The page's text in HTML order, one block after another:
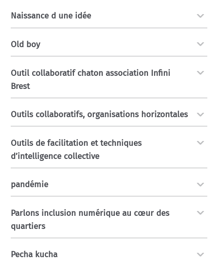
Naissance d une idée
Old boy
Outil collaboratif chaton association Infini
Brest
Outils collaboratifs, organisations horizontales
Outils de facilitation et techniques
d’intelligence collective
pandémie
Parlons inclusion numérique au cœur des
quartiers
Pecha kucha